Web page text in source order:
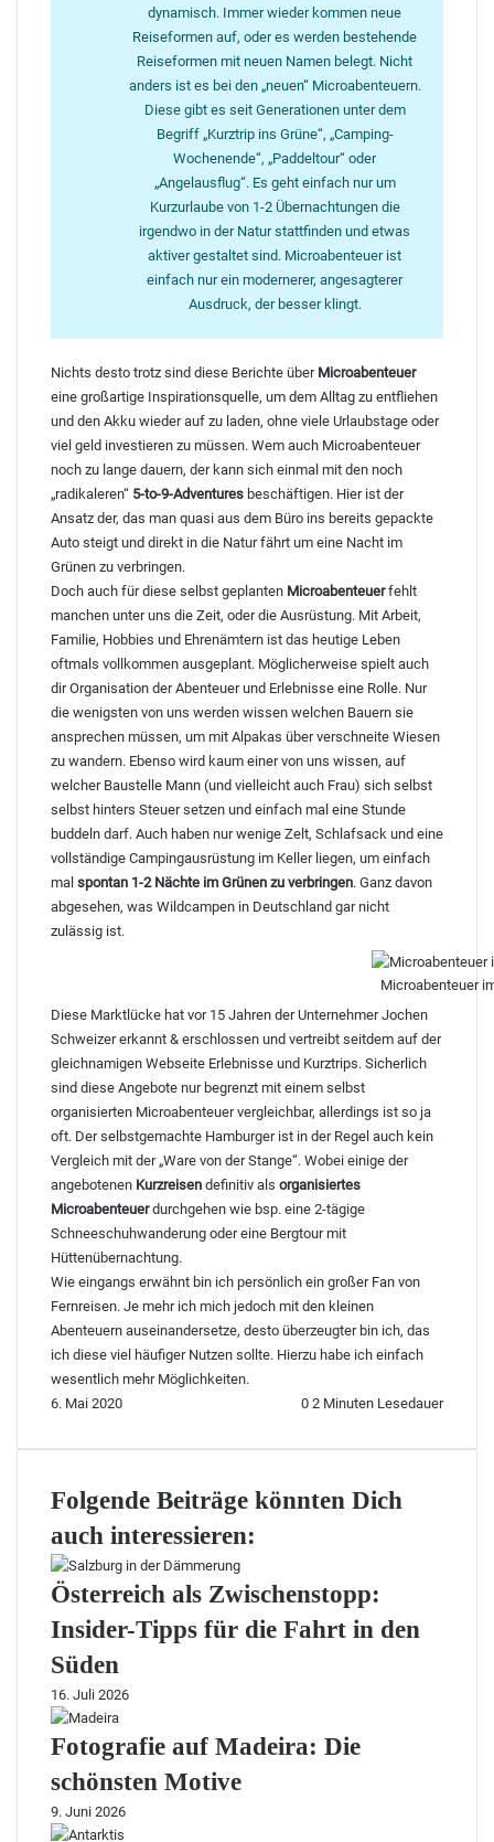
dynamisch. Immer wieder kommen neue
Reiseformen auf, oder es werden bestehende
Reiseformen mit neuen Namen belegt. Nicht
anders ist es bei den „neuen“ Microabenteuern.
Diese gibt es seit Generationen unter dem
Begriff „Kurztrip ins Grüne“, „Camping-
Wochenende“, „Paddeltour“ oder
„Angelausflug“. Es geht einfach nur um
Kurzurlaube von 1-2 Übernachtungen die
irgendwo in der Natur stattfinden und etwas
aktiver gestaltet sind. Microabenteuer ist
einfach nur ein modernerer, angesagterer
Ausdruck, der besser klingt.
Nichts desto trotz sind diese Berichte über Microabenteuer
eine großartige Inspirationsquelle, um dem Alltag zu entfliehen
und den Akku wieder auf zu laden, ohne viele Urlaubstage oder
viel geld investieren zu müssen. Wem auch Microabenteuer
noch zu lange dauern, der kann sich einmal mit den noch
„radikaleren“ 5-to-9-Adventures beschäftigen. Hier ist der
Ansatz der, das man quasi aus dem Büro ins bereits gepackte
Auto steigt und direkt in die Natur fährt um eine Nacht im
Grünen zu verbringen.
Doch auch für diese selbst geplanten Microabenteuerfehlt
manchen unter uns die Zeit, oder die Ausrüstung. Mit Arbeit,
Familie, Hobbies und Ehrenämtern ist das heutige Leben
oftmals vollkommen ausgeplant. Möglicherweise spielt auch
dir Organisation der Abenteuer und Erlebnisse eine Rolle. Nur
die wenigsten von uns werden wissen welchen Bauern sie
ansprechen müssen, um mit Alpakas über verschneite Wiesen
zu wandern. Ebenso wird kaum einer von uns wissen, auf
welcher Baustelle Mann (und vielleicht auch Frau) sich selbst
selbst hinters Steuer setzen und einfach mal eine Stunde
buddeln darf. Auch haben nur wenige Zelt, Schlafsack und eine
vollständige Campingausrüstung im Keller liegen, um einfach
mal spontan 1-2 Nächte im Grünen zu verbringen. Ganz davon
abgesehen, was Wildcampen in Deutschland gar nicht
zulässig ist.
Microabenteuer
Diese Marktlücke hat vor 15 Jahren der UnternehmerJochen
Schweizererkannt & erschlossen und vertreibt seitdem auf der
gleichnamigen Webseite Erlebnisse und Kurztrips. Sicherlich
sind diese Angebote nur begrenzt mit einem selbst
organisierten Microabenteuer vergleichbar, allerdings ist so ja
oft. Der selbstgemachte Hamburger ist in der Regel auch kein
Vergleich mit der „Ware von der Stange“. Wobei einige der
angebotenen Kurzreisen definitiv als organisiertes
Microabenteuerdurchgehen wie bsp. eine 2-tägige
Schneeschuhwanderung oder eine Bergtour mit
Hüttenübernachtung.
Wie eingangs erwähnt bin ich persönlich ein großer Fan von
Fernreisen. Je mehr ich mich jedoch mit den kleinen
Abenteuern auseinandersetze, desto überzeugter bin ich, das
ich diese viel häufiger Nutzen sollte. Hierzu habe ich einfach
wesentlich mehr Möglichkeiten.
6. Mai 2020
0 2 Minuten Lesedauer
Folgende Beiträge könnten Dich
auch interessieren:
Österreich als Zwischenstopp:
Insider-Tipps für die Fahrt in den
Süden
16. Juli 2026
Fotografie auf Madeira: Die
schönsten Motive
9. Juni 2026